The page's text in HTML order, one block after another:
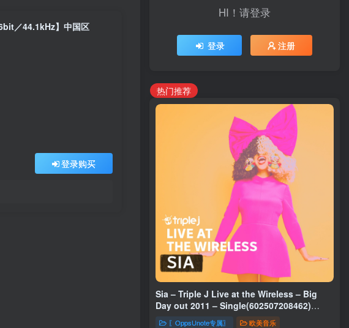
／44.1kHz】中国区
登录购买
HI！请登录
登录 注册
热门推荐
Sia – Triple J Live at the Wireless – Big
Day out 2011 – Single(602507208462)
【16bit／44.1kHz】土耳其区
〖OppsUnote专属〗 欧美音乐